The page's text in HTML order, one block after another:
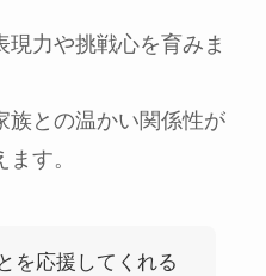
力や挑戦心を育みま
族との温かい関係性が
す。
を応援してくれる